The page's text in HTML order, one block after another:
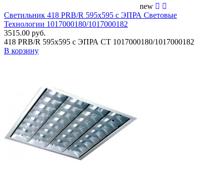
new
Светильник 418 PRB/R 595х595 с ЭПРА Световые
Технологии 1017000180/1017000182
3515.00 руб.
418 PRB/R 595х595 с ЭПРА СТ 1017000180/1017000182
В корзину